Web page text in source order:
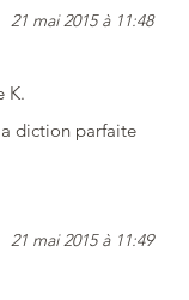
21 mai 2015 à 11:48
K.
diction parfaite
21 mai 2015 à 11:49